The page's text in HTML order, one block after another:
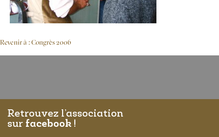
Revenir à : Congrès 2006
Retrouvez l’association
sur facebook !